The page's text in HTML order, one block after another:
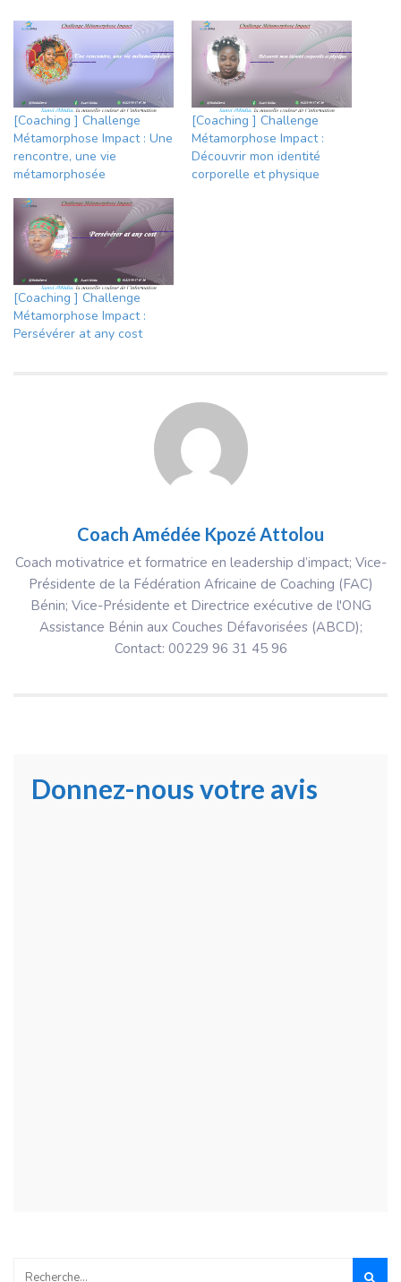
[Coaching ] Challenge
Métamorphose Impact : Une
rencontre, une vie
métamorphosée
[Coaching ] Challenge
Métamorphose Impact :
Découvrir mon identité
corporelle et physique
[Coaching ] Challenge
Métamorphose Impact :
Persévérer at any cost
Coach Amédée Kpozé Attolou
Coach motivatrice et formatrice en leadership d’impact; Vice-
Présidente de la Fédération Africaine de Coaching (FAC)
Bénin; Vice-Présidente et Directrice exécutive de l'ONG
Assistance Bénin aux Couches Défavorisées (ABCD);
Contact: 00229 96 31 45 96
Donnez-nous votre avis